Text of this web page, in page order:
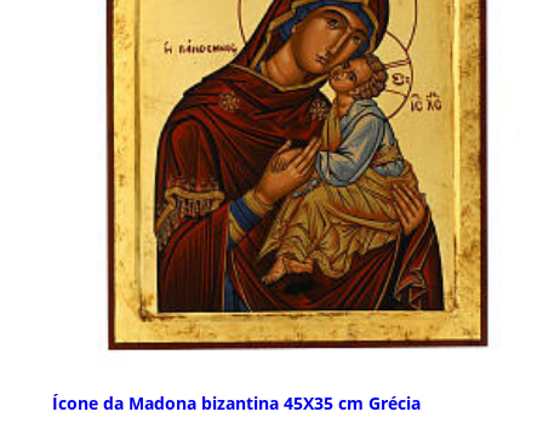
Ícone da Madona bizantina 45X35 cm Grécia